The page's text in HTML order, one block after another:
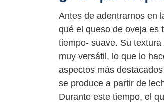
Antes de adentrarnos en
qué el queso de oveja es
tiempo- suave. Su
muy versátil, lo que lo
aspectos más
se produce a partir de
Durante este tiempo, el